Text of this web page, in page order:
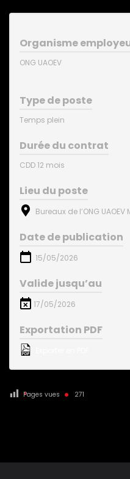
Organisme
ONG UAOEV
Type de poste
Temps plein
Durée du contrat
CDD 12 mois
Lieu du poste
Bureaux de l’ONG
Date de publication
15/05/2026
Valide jusqu’au
17/05/2026
Exportation PDF
Pages vues 271